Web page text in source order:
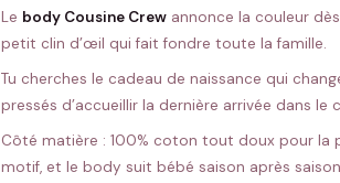
Le body Cousine Crew annonce la couleur
petit clin d’œil qui fait fondre toute la famille.
Tu cherches le cadeau de naissance qui
pressés d’accueillir la dernière arrivée dans
Côté matière : 100% coton tout doux pour la
motif, et le body suit bébé saison après